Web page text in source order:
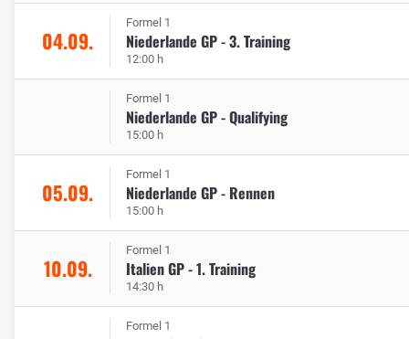
04.09.
Formel 1
Niederlande GP - 3. Training
12:00 h
Formel 1
Niederlande GP - Qualifying
15:00 h
05.09.
Formel 1
Niederlande GP - Rennen
15:00 h
10.09.
Formel 1
Italien GP - 1. Training
14:30 h
Formel 1